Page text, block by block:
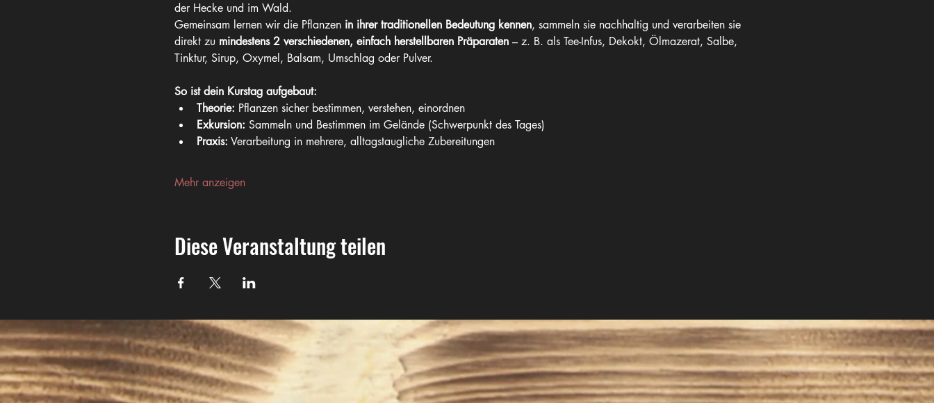
der Hecke und im Wald.
Gemeinsam lernen wir die Pflanzen in ihrer traditionellen Bedeutung kennen, sammeln sie nachhaltig und verarbeiten sie
direkt zu mindestens 2 verschiedenen, einfach herstellbaren Präparaten – z. B. als Tee-Infus, Dekokt, Ölmazerat, Salbe,
Tinktur, Sirup, Oxymel, Balsam, Umschlag oder Pulver.
So ist dein Kurstag aufgebaut:
Theorie: Pflanzen sicher bestimmen, verstehen, einordnen
Exkursion: Sammeln und Bestimmen im Gelände (Schwerpunkt des Tages)
Praxis: Verarbeitung in mehrere, alltagstaugliche Zubereitungen
Mehr anzeigen
Diese Veranstaltung teilen